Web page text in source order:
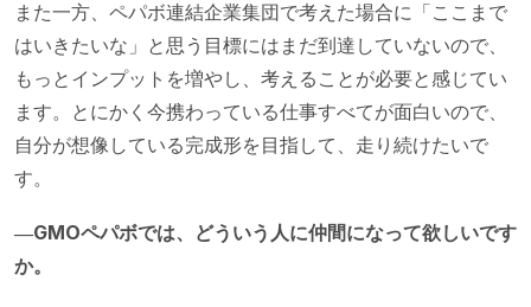
また一方、ペパボ連結企業集団で考えた場合に「ここまで
はいきたいな」と思う目標にはまだ到達していないので、
もっとインプットを増やし、考えることが必要と感じてい
ます。とにかく今携わっている仕事すべてが面白いので、
自分が想像している完成形を目指して、走り続けたいで
す。
―GMOペパボでは、どういう人に仲間になって欲しいです
か。